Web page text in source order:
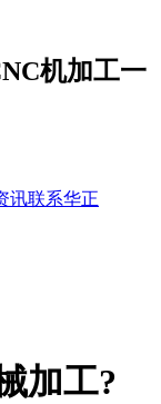
机加工一
讯联系华正
加工?